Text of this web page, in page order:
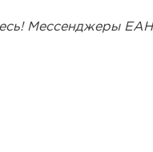
Мессенджеры